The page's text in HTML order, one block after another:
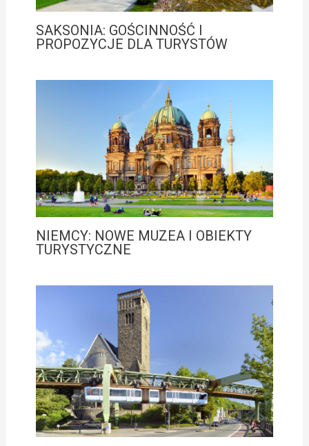
SAKSONIA: GOŚCINNOŚĆ I
PROPOZYCJE DLA TURYSTÓW
NIEMCY: NOWE MUZEA I OBIEKTY
TURYSTYCZNE